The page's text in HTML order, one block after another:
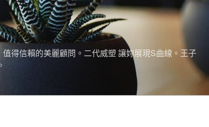
得信賴的美麗顧問。二代威塑 讓妳展現S曲線。王子